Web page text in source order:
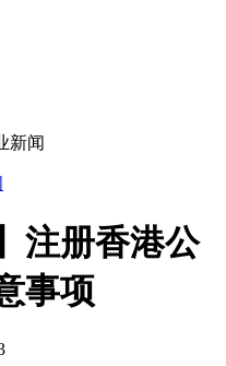
新闻
注册香港公
事项